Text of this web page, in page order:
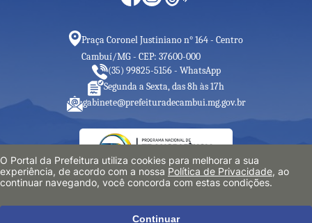
Praça Coronel Justiniano n° 164 - Centro
Cambuí/MG - CEP: 37600-000
(35) 99825-5156 - WhatsApp
Segunda a Sexta, das 8h às 17h
gabinete@prefeituradecambui.mg.gov.br
O Portal da Prefeitura utiliza cookies para melhorar a sua
experiência, de acordo com a nossa Política de Privacidade, ao
continuar navegando, você concorda com estas condições.
Continuar